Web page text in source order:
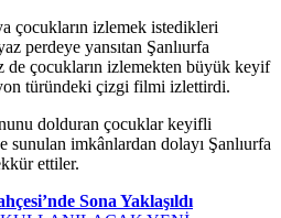
çocukların izlemek istedikleri
perdeye yansıtan Şanlıurfa
çocukların izlemekten büyük keyif
türündeki çizgi filmi izlettirdi.
dolduran çocuklar keyifli
imkânlardan dolayı Şanlıurfa
ettiler.
Sona Yaklaşıldı